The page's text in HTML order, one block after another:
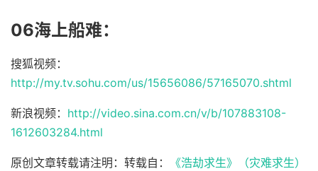
06海上船难：
搜狐视频：
http://my.tv.sohu.com/us/15656086/57165070.shtml
新浪视频： http://video.sina.com.cn/v/b/107883108-
1612603284.html
原创文章转载请注明：转载自：
《浩劫求生》（灾难求生）